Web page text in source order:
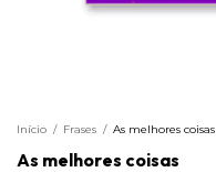
Início / Frases / As melhores coisas
As melhores coisas